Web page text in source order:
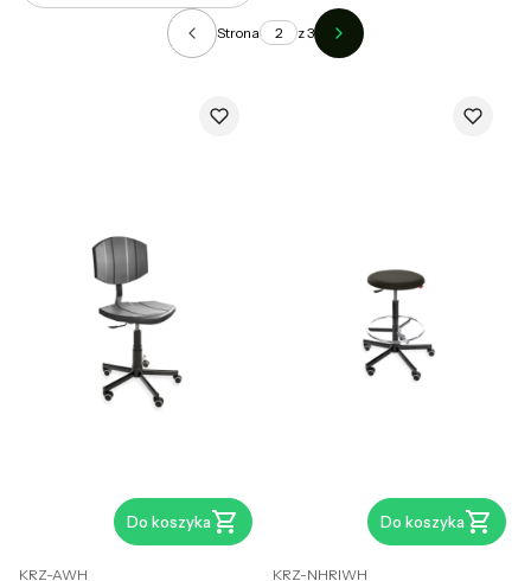
Poprzednie produkty
Strona z 3 Następne produkty
Do koszyka
KRZ-AWH
Do koszyka
KRZ-NHRIWH